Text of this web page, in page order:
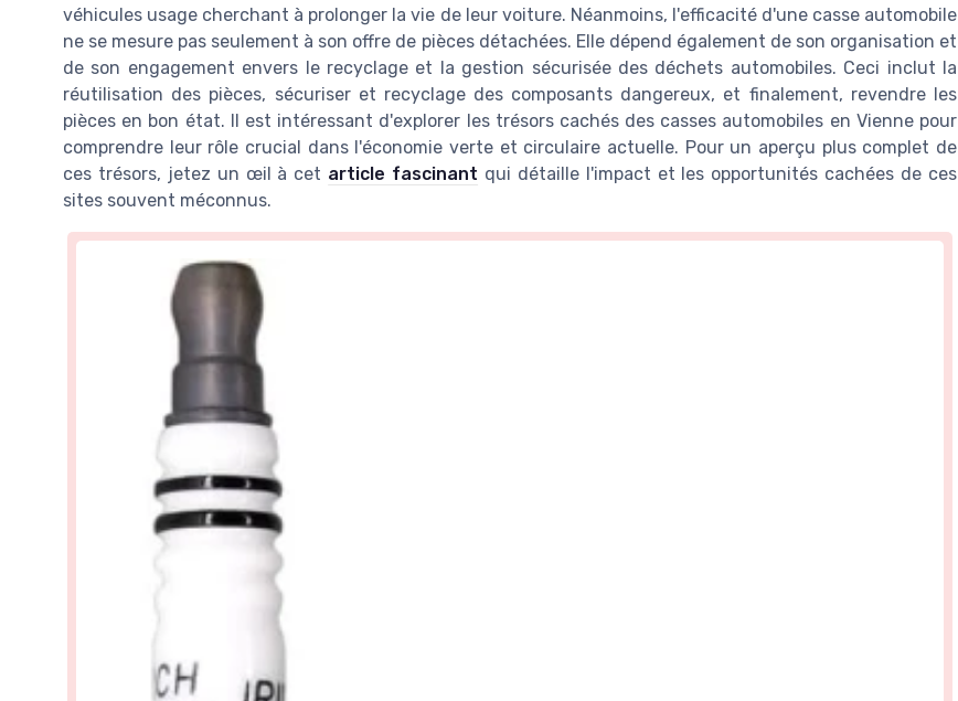
véhicules usage cherchant à prolonger la vie de leur voiture. Néanmoins, l'efficacité d'une casse automobile
ne se mesure pas seulement à son offre de pièces détachées. Elle dépend également de son organisation et
de son engagement envers le recyclage et la gestion sécurisée des déchets automobiles. Ceci inclut la
réutilisation des pièces, sécuriser et recyclage des composants dangereux, et finalement, revendre les
pièces en bon état. Il est intéressant d'explorer les trésors cachés des casses automobiles en Vienne pour
comprendre leur rôle crucial dans l'économie verte et circulaire actuelle. Pour un aperçu plus complet de
ces trésors, jetez un œil à cet article fascinant qui détaille l'impact et les opportunités cachées de ces
sites souvent méconnus.